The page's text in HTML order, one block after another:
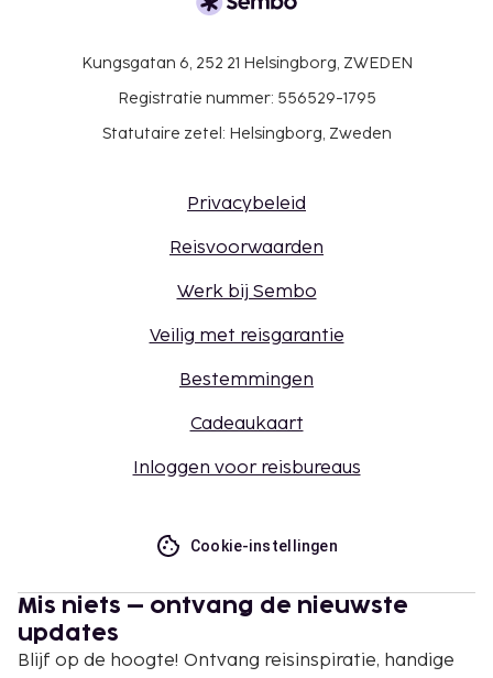
Kungsgatan 6, 252 21 Helsingborg, ZWEDEN
Registratie nummer: 556529-1795
Statutaire zetel: Helsingborg, Zweden
Privacybeleid
Reisvoorwaarden
Werk bij Sembo
Veilig met reisgarantie
Bestemmingen
Cadeaukaart
Inloggen voor reisbureaus
Cookie-instellingen
Mis niets – ontvang de nieuwste
updates
Blijf op de hoogte! Ontvang reisinspiratie, handige